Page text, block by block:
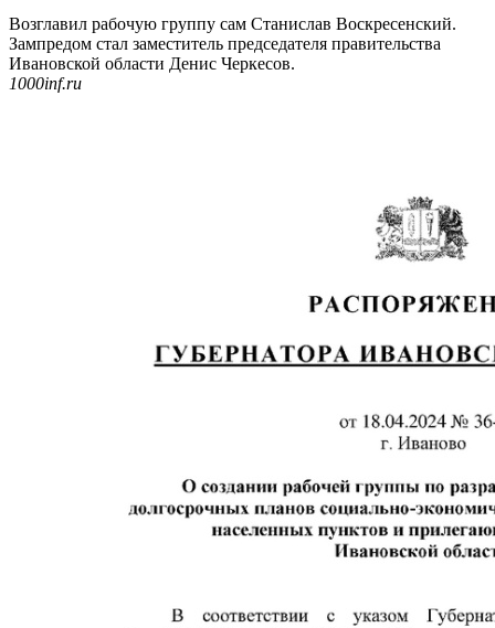
Возглавил рабочую группу сам Станислав Воскресенский.
Зампредом стал заместитель председателя правительства
Ивановской области Денис Черкесов.
1000inf.ru